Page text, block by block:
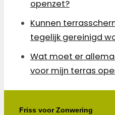
openzet?
Kunnen
tegelijk gereinigd
Wat moet er
voor mijn terras
Friss voor Zonwering